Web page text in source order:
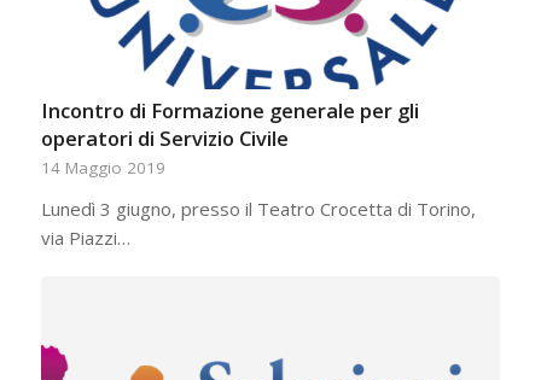
Incontro di Formazione generale per gli
operatori di Servizio Civile
14 Maggio 2019
Lunedì 3 giugno, presso il Teatro Crocetta di Torino,
via Piazzi…